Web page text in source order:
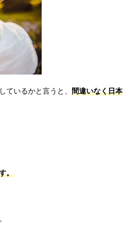
ているかと言うと、 間違いなく日本
。